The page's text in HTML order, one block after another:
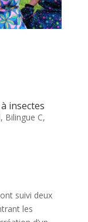
insectes
,Bilingue C,
les
d’un